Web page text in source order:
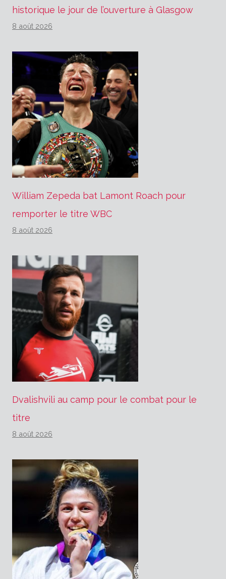
historique le jour de l’ouverture à Glasgow
8 août 2026
William Zepeda bat Lamont Roach pour
remporter le titre WBC
8 août 2026
Dvalishvili au camp pour le combat pour le
titre
8 août 2026